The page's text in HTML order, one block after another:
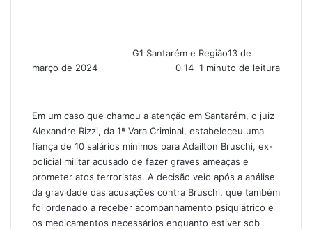
G1 Santarém e Região13 de
março de 2024
0 14 1 minuto de leitura
Em um caso que chamou a atenção em Santarém, o juiz
Alexandre Rizzi, da 1ª Vara Criminal, estabeleceu uma
fiança de 10 salários mínimos para Adailton Bruschi, ex-
policial militar acusado de fazer graves ameaças e
prometer atos terroristas. A decisão veio após a análise
da gravidade das acusações contra Bruschi, que também
foi ordenado a receber acompanhamento psiquiátrico e
os medicamentos necessários enquanto estiver sob